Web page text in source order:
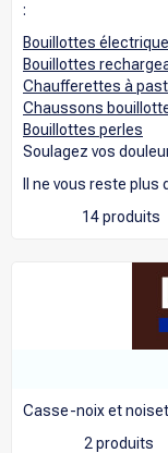
:
Bouillottes
Bouillottes
Chaufferettes à
Chaussons
Bouillottes perles
Soulagez vos
Il ne vous reste plus
14 produits
Casse-noix et
2 produits